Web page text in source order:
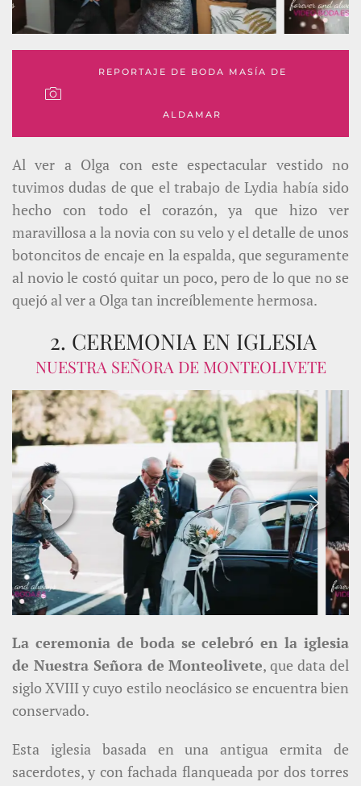
REPORTAJE DE BODA MASÍA DE
ALDAMAR
Al ver a Olga con este espectacular vestido no
tuvimos dudas de que el trabajo de Lydia había sido
hecho con todo el corazón, ya que hizo ver
maravillosa a la novia con su velo y el detalle de unos
botoncitos de encaje en la espalda, que seguramente
al novio le costó quitar un poco, pero de lo que no se
quejó al ver a Olga tan increíblemente hermosa.
2. CEREMONIA EN IGLESIA
NUESTRA SEÑORA DE MONTEOLIVETE
La ceremonia de boda se celebró en la iglesia
de Nuestra Señora de Monteolivete, que data del
siglo XVIII y cuyo estilo neoclásico se encuentra bien
conservado.
Esta iglesia basada en una antigua ermita de
sacerdotes, y con fachada flanqueada por dos torres